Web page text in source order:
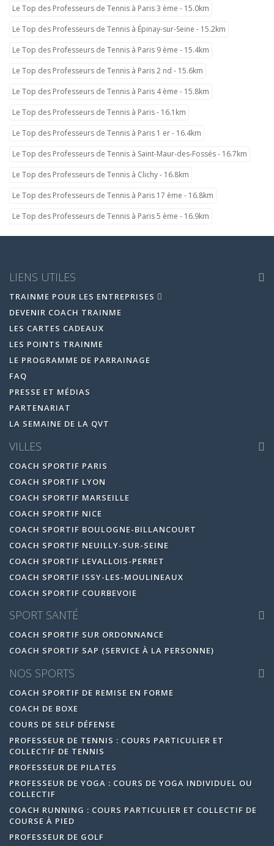
Le Top des Professeurs de Tennis à Paris 3 ème - 15.0km
Le Top des Professeurs de Tennis à Épinay-sur-Seine - 15.2km
Le Top des Professeurs de Tennis à Paris 9 ème - 15.4km
Le Top des Professeurs de Tennis à Paris 2 nd - 15.6km
Le Top des Professeurs de Tennis à Paris 4 ème - 15.8km
Le Top des Professeurs de Tennis à Paris - 16.1km
Le Top des Professeurs de Tennis à Paris 1 er - 16.4km
Le Top des Professeurs de Tennis à Saint-Maur-des-Fossés - 16.7km
Le Top des Professeurs de Tennis à Clichy - 16.8km
Le Top des Professeurs de Tennis à Paris 17 ème - 16.8km
Le Top des Professeurs de Tennis à Paris 5 ème - 16.9km
LIENS UTILES
TRAINME POUR LES ENTREPRISES
DEVENIR COACH TRAINME
LES CARTES CADEAUX
LES POINTS TRAINME
LE PROGRAMME DE PARRAINAGE
FAQ
PRESSE ET MÉDIAS
PARTENARIAT
LA SEMAINE DE LA QVT
VILLES
COACH SPORTIF PARIS
COACH SPORTIF LYON
COACH SPORTIF MARSEILLE
COACH SPORTIF NICE
COACH SPORTIF BOULOGNE-BILLANCOURT
COACH SPORTIF NEUILLY-SUR-SEINE
COACH SPORTIF LEVALLOIS-PERRET
COACH SPORTIF ISSY-LES-MOULINEAUX
COACH SPORTIF COURBEVOIE
SPORT SANTÉ
COACH SPORTIF SUR ORDONNANCE
COACH SPORTIF SAP (SERVICE À LA PERSONNE)
NOS SPORTS
COACH SPORTIF DE REMISE EN FORME
COACH DE BOXE
COURS DE SELF DÉFENSE
PROFESSEUR DE TENNIS : COURS PARTICULIER ET
COLLECTIF DE TENNIS
PROFESSEUR DE PILATES
PROFESSEUR DE YOGA : COURS DE YOGA INDIVIDUEL OU
COLLECTIF
COACH RUNNING : COURS PARTICULIER ET COLLECTIF DE
COURSE À PIED
PROFESSEUR DE GOLF